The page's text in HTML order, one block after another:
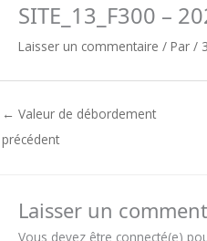
SITE_13_F300 –
Laisser un commentaire / Par /
← Valeur de débordement
précédent
Laisser un
Vous devez être connecté(e)